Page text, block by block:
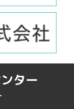
ター